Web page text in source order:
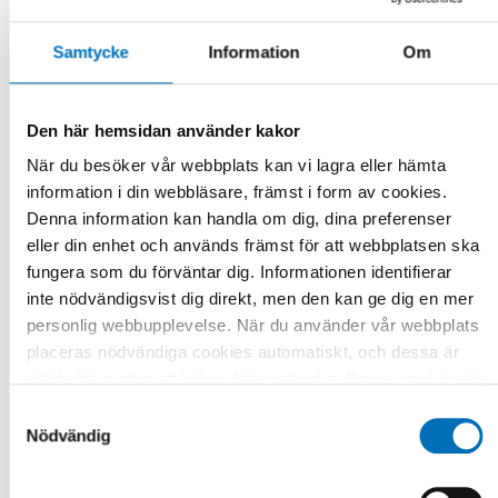
Samtycke Information Om
Den här hemsidan använder kakor
När du besöker vår webbplats kan vi lagra eller hämta
information i din webbläsare, främst i form av cookies.
Denna information kan handla om dig, dina preferenser
eller din enhet och används främst för att webbplatsen ska
fungera som du förväntar dig. Informationen identifierar
inte nödvändigsvist dig direkt, men den kan ge dig en mer
personlig webbupplevelse. När du använder vår webbplats
placeras nödvändiga cookies automatiskt, och dessa är
dess funktioner. Vi respekterar din integritet, och du kan
välja vilka ytterligare cookies (statistiska, preferens,
marknadsföring och oklassificerade) du vill acceptera.
Nödvändig
FOLKHÄLSA